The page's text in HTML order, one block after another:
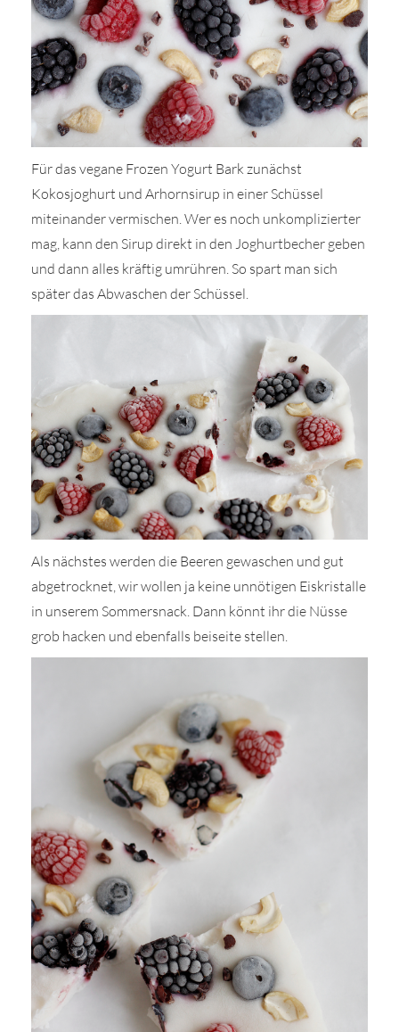
Für das vegane Frozen Yogurt Bark zunächst
Kokosjoghurt und Arhornsirup in einer Schüssel
miteinander vermischen. Wer es noch unkomplizierter
mag, kann den Sirup direkt in den Joghurtbecher geben
und dann alles kräftig umrühren. So spart man sich
später das Abwaschen der Schüssel.
Als nächstes werden die Beeren gewaschen und gut
abgetrocknet, wir wollen ja keine unnötigen Eiskristalle
in unserem Sommersnack. Dann könnt ihr die Nüsse
grob hacken und ebenfalls beiseite stellen.